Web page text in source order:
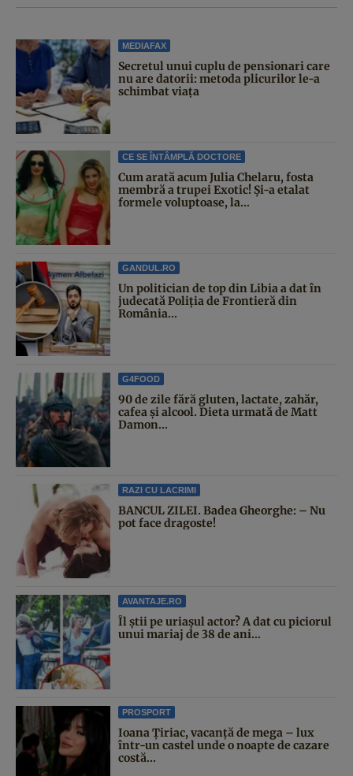
MEDIAFAX
Secretul unui cuplu de pensionari care
nu are datorii: metoda plicurilor le-a
schimbat viața
CE SE ÎNTÂMPLĂ DOCTORE
Cum arată acum Julia Chelaru, fosta
membră a trupei Exotic! Și-a etalat
formele voluptoase, la...
GANDUL.RO
Un politician de top din Libia a dat în
judecată Poliția de Frontieră din
România...
G4FOOD
90 de zile fără gluten, lactate, zahăr,
cafea și alcool. Dieta urmată de Matt
Damon...
RAZI CU LACRIMI
BANCUL ZILEI. Badea Gheorghe: – Nu
pot face dragoste!
AVANTAJE.RO
Îl știi pe uriașul actor? A dat cu piciorul
unui mariaj de 38 de ani...
PROSPORT
Ioana Țiriac, vacanță de mega – lux
într-un castel unde o noapte de cazare
costă...